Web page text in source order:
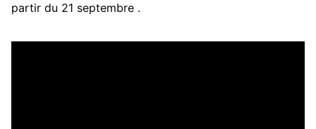
partir du 21 septembre .